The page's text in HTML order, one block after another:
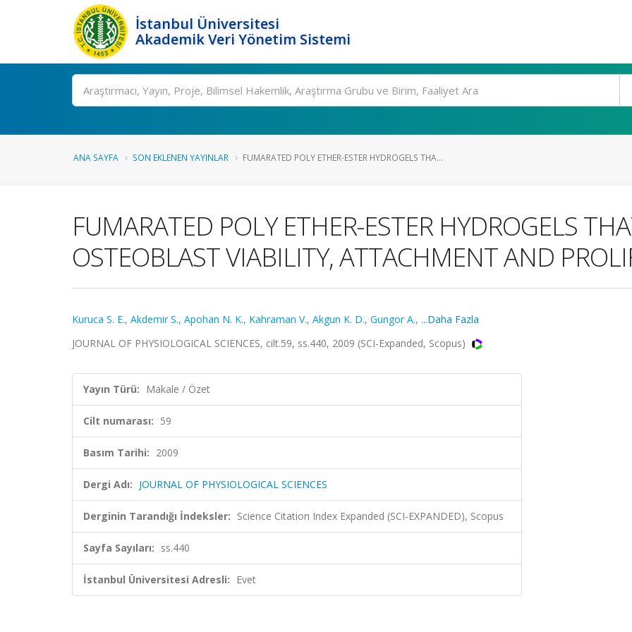
İstanbul Üniversitesi
Akademik Veri Yönetim Sistemi
Ara
ANA SAYFA SON EKLENEN YAYINLAR FUMARATED POLY ETHER-ESTER HYDROGELS THA...
FUMARATED POLY ETHER-ESTER HYDROGELS
OSTEOBLAST VIABILITY, ATTACHMENT AND
Kuruca S. E., Akdemir S., Apohan N. K., Kahraman V., Akgun K. D., Gungor A., ...Daha Fazla
JOURNAL OF PHYSIOLOGICAL SCIENCES, cilt.59, ss.440, 2009 (SCI-Expanded, Scopus)
Yayın Türü: Makale / Özet
Cilt numarası: 59
Basım Tarihi: 2009
Dergi Adı: JOURNAL OF PHYSIOLOGICAL SCIENCES
Derginin Tarandığı İndeksler: Science Citation Index Expanded (SCI-EXPANDED), Scopus
Sayfa Sayıları: ss.440
İstanbul Üniversitesi Adresli: Evet